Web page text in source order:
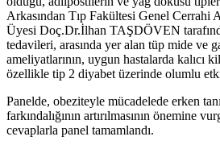
Arkasından Tıp Fakültesi Genel Cerrahi
Üyesi Doç.Dr.İlhan TAŞDÖVEN
tedavileri, arasında yer alan tüp mide ve
ameliyatlarının, uygun hastalarda kalıcı
özellikle tip 2 diyabet üzerinde olumlu
Panelde, obeziteyle mücadelede erken
farkındalığının artırılmasının önemine
cevaplarla panel tamamlandı.